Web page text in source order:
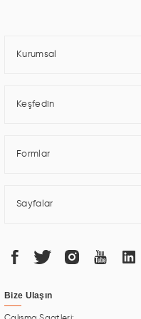
Kurumsal
Keşfedin
Formlar
Sayfalar
Bize Ulaşın